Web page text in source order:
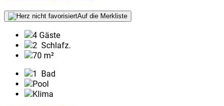
Auf die Merkliste
4 Gäste
2 Schlafz.
70 m²
1
Bad
Pool
Klima